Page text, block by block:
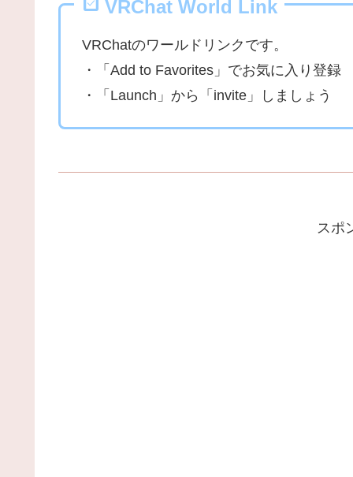
VRChat World Link
VRChatのワールドリンクです。
・「Add to Favorites」でお気に入り登録
・「Launch」から「invite」しましょう
スポ